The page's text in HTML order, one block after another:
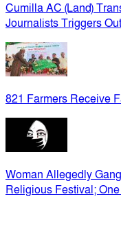
Cumilla AC (Land)
Journalists Triggers
821 Farmers Receive
Woman Allegedly
Religious Festival;